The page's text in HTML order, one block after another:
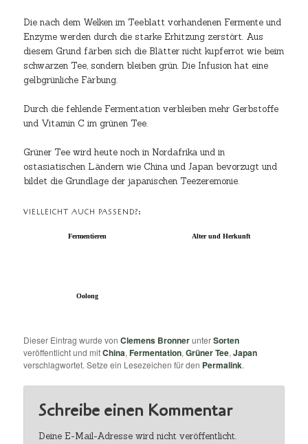
Die nach dem Welken im Teeblatt vorhandenen Fermente und
Enzyme werden durch die starke Erhitzung zerstört. Aus
diesem Grund färben sich die Blätter nicht kupferrot wie beim
schwarzen Tee, sondern bleiben grün. Die Infusion hat eine
gelbgrünliche Färbung.
Durch die fehlende Fermentation verbleiben mehr Gerbstoffe
und Vitamin C im grünen Tee.
Grüner Tee wird heute noch in Nordafrika und in
ostasiatischen Ländern wie China und Japan bevorzugt und
bildet die Grundlage der japanischen Teezeremonie.
VIELLEICHT AUCH PASSEND?:
Fermentieren Alter und Herkunft
Oolong
Dieser Eintrag wurde vonClemens BronnerunterSorten
veröffentlicht und mitChina,Fermentation,Grüner Tee,Japan
verschlagwortet. Setze ein Lesezeichen für den Permalink.
Schreibe einen Kommentar
Deine E-Mail-Adresse wird nicht veröffentlicht.